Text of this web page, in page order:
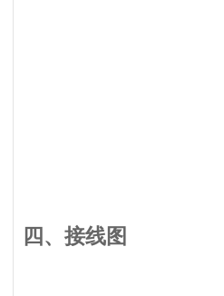
四、 接线图